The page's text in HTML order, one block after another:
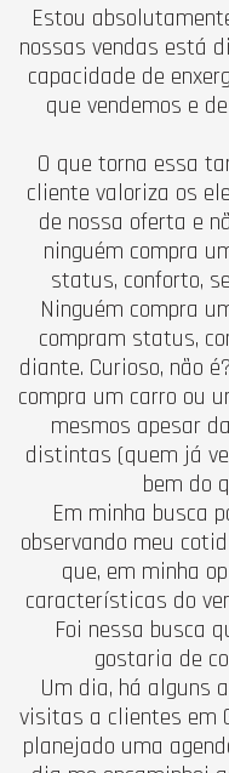
Estou
nossas vendas está
capacidade de
que vendemos e
O que torna essa
cliente valoriza os
de nossa oferta e
ninguém compra
status, conforto,
Ninguém compra
compram status,
diante. Curioso, não
compra um carro ou
mesmos apesar
distintas (quem já
bem do
Em minha busca
observando meu
que, em minha
características do
Foi nessa busca
gostaria de
Um dia, há alguns
visitas a clientes em
planejado uma